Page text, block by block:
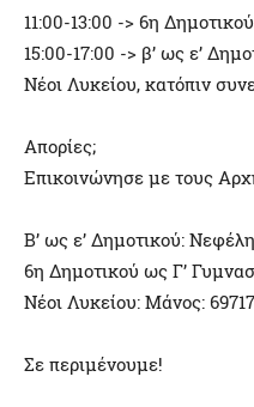
11:00-13:00 -> 6η
15:00-17:00 -> β’ ως ε’
Νέοι Λυκείου, κατόπιν
Απορίες;
Επικοινώνησε με τους
Β’ ως ε’ Δημοτικού:
6η Δημοτικού ως Γ’
Νέοι Λυκείου: Μάνος:
Σε περιμένουμε!